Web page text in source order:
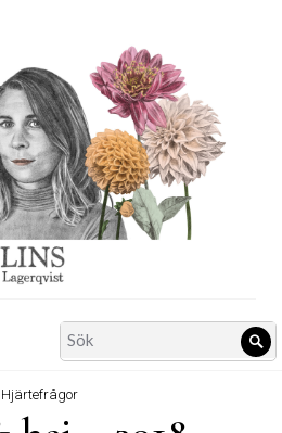
Search
for:
Hjärtefrågor